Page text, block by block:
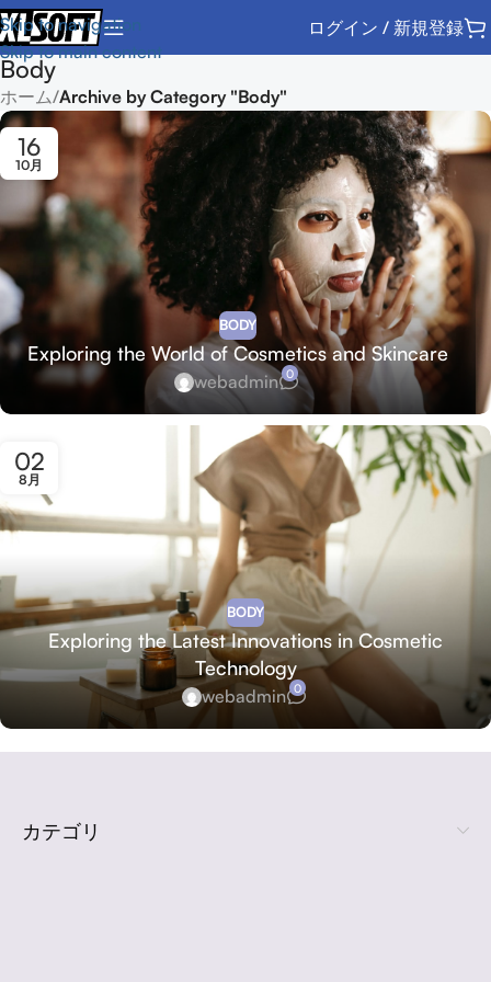
Skip to navigation
Skip to main content
ログイン / 新規登録
Body
ホーム/Archive by Category "Body"
16
10月
BODY
Exploring the World of Cosmetics and Skincare
webadmin 0
02
8月
BODY
Exploring the Latest Innovations in Cosmetic
Technology
webadmin 0
カテゴリ